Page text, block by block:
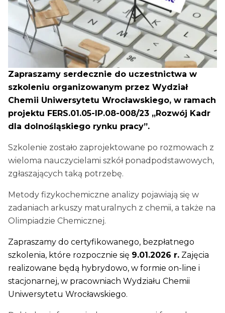
Zapraszamy serdecznie do uczestnictwa w
szkoleniu organizowanym przez Wydział
Chemii Uniwersytetu Wrocławskiego, w ramach
projektu FERS.01.05-IP.08-008/23 „Rozwój Kadr
dla dolnośląskiego rynku pracy”.
Szkolenie zostało zaprojektowane po rozmowach z
wieloma nauczycielami szkół ponadpodstawowych,
zgłaszających taką potrzebę.
Metody fizykochemiczne analizy pojawiają się w
zadaniach arkuszy maturalnych z chemii, a także na
Olimpiadzie Chemicznej.
Zapraszamy do certyfikowanego, bezpłatnego
szkolenia, które rozpocznie się 9.01.2026 r. Zajęcia
realizowane będą hybrydowo, w formie on-line i
stacjonarnej, w pracowniach Wydziału Chemii
Uniwersytetu Wrocławskiego.